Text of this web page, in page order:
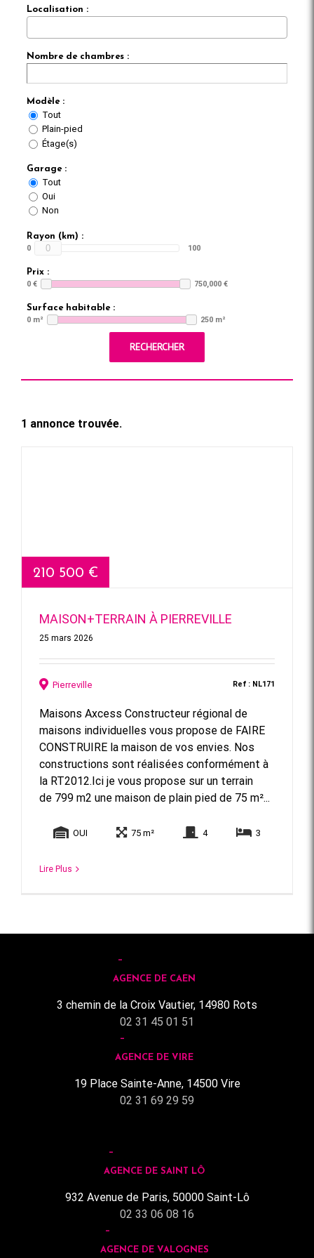
Localisation :
Nombre de chambres :
Modèle :
Tout
Plain-pied
Étage(s)
Garage :
Tout
Oui
Non
Rayon (km) :
0
0 100
Prix :
0 €
750,000 €
Surface habitable :
0 m²
250 m²
RECHERCHER
1 annonce trouvée.
210 500 €
MAISON+TERRAIN À PIERREVILLE
25 mars 2026
Pierreville Ref : NL171
Maisons Axcess Constructeur régional de
maisons individuelles vous propose de FAIRE
CONSTRUIRE la maison de vos envies. Nos
constructions sont réalisées conformément à
la RT2012.Ici je vous propose sur un terrain
de 799 m2 une maison de plain pied de 75 m²...
OUI 75 m² 4 3
Lire Plus
AGENCE DE CAEN
3 chemin de la Croix Vautier, 14980 Rots
02 31 45 01 51
AGENCE DE VIRE
19 Place Sainte-Anne, 14500 Vire
02 31 69 29 59
AGENCE DE SAINT LÔ
932 Avenue de Paris, 50000 Saint-Lô
02 33 06 08 16
AGENCE DE VALOGNES